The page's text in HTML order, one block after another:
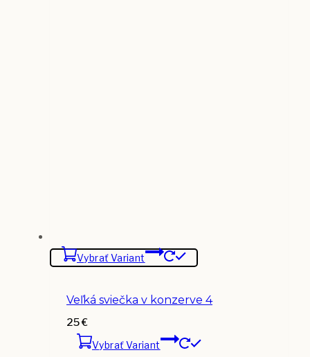
Vybrať Variant
Veľká sviečka v konzerve 4
25€
Vybrať Variant